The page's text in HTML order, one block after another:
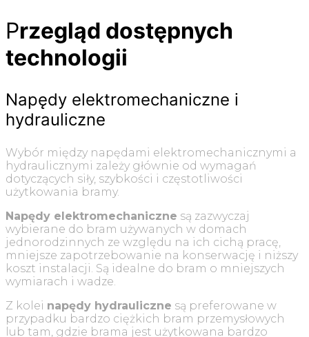
Przegląd dostępnych
technologii
Napędy elektromechaniczne i
hydrauliczne
Wybór między napędami elektromechanicznymi a
hydraulicznymi zależy głównie od wymagań
dotyczących siły, szybkości i częstotliwości
użytkowania bramy.
Napędy elektromechaniczne są zazwyczaj
wybierane do bram używanych w domach
jednorodzinnych ze względu na ich cichą pracę,
mniejsze zapotrzebowanie na konserwację i niższy
koszt instalacji. Są idealne do bram o mniejszych
wymiarach i wadze.
Z kolei napędy hydrauliczne są preferowane w
przypadku bardzo ciężkich bram przemysłowych
lub tam, gdzie brama jest użytkowana bardzo